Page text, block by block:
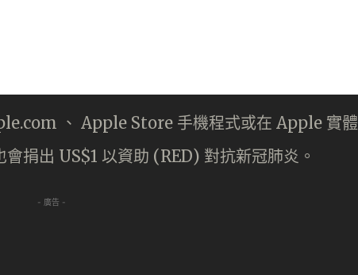
、 Apple Store 手機程式或在 Apple 實體
捐出 US$1 以資助 (RED) 對抗新冠肺炎。
- 廣告 -